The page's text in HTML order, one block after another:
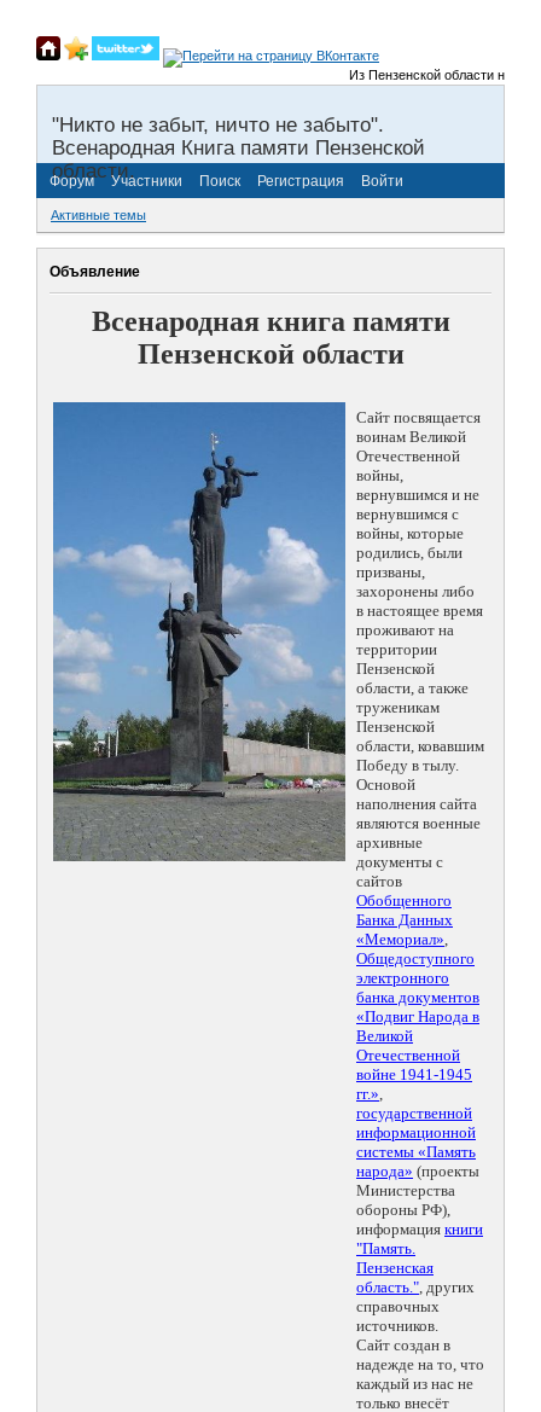
Из Пензенской области на
"Никто не забыт, ничто не забыто".
Всенародная Книга памяти Пензенской
области.
Форум Участники Поиск Регистрация Войти
Активные темы
Объявление
Всенародная книга памяти
Пензенской области
Сайт посвящается
воинам Великой
Отечественной
войны,
вернувшимся и не
вернувшимся с
войны, которые
родились, были
призваны,
захоронены либо
в настоящее время
проживают на
территории
Пензенской
области, а также
труженикам
Пензенской
области, ковавшим
Победу в тылу.
Основой
наполнения сайта
являются военные
архивные
документы с
сайтов
Обобщенного
Банка Данных
«Мемориал»,
Общедоступного
электронного
банка документов
«Подвиг Народа в
Великой
Отечественной
войне 1941-1945
гг.»,
государственной
информационной
системы «Память
народа» (проекты
Министерства
обороны РФ),
информация книги
"Память.
Пензенская
область.", других
справочных
источников.
Сайт создан в
надежде на то, что
каждый из нас не
только внесёт